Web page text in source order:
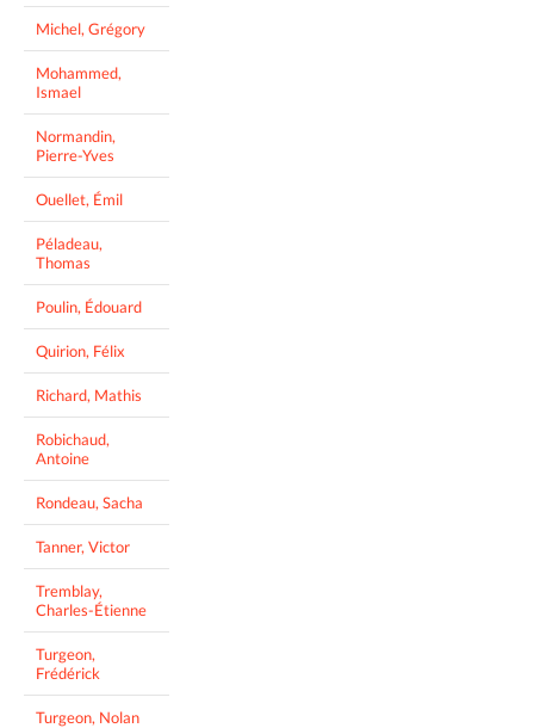
Michel, Grégory
Mohammed,
Ismael
Normandin,
Pierre-Yves
Ouellet, Émil
Péladeau,
Thomas
Poulin, Édouard
Quirion, Félix
Richard, Mathis
Robichaud,
Antoine
Rondeau, Sacha
Tanner, Victor
Tremblay,
Charles-Étienne
Turgeon,
Frédérick
Turgeon, Nolan